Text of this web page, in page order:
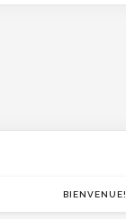
BIENVENUE!